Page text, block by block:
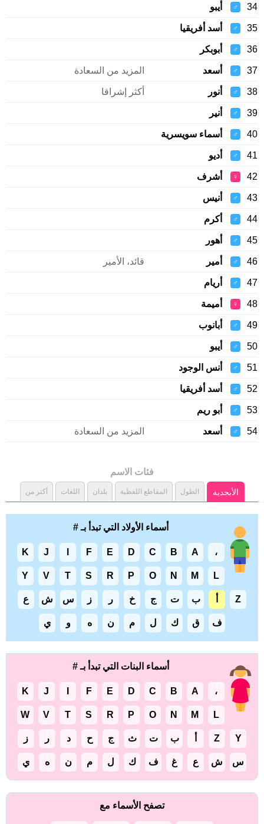
34
♂ أيبو
35
♂ أسد أفريقيا
36
♂ أبوبكر
37
♂ أسعد المزيد من السعادة
38
♂ أنور أكثر إشراقا
39
♂ أنير
40
♂ أسماء سويسرية
41
♂ أديو
42
♀ أشرف
43
♂ أنيس
44
♂ أكرم
45
♂ أهور
46
♂ أمير قائد، الأمير
47
♂ أريام
48
♀ أميمة
49
♂ أبانوب
50
♂ أيبو
51
♂ أنس الوجود
52
♂ أسد أفريقيا
53
♂ أبو ريم
54
♂ أسعد المزيد من السعادة
فئات الاسم
الأبجدية الطول المقاطع اللفظية بلدان اللغات أكثر من
أسماء الأولاد التي تبدأ بـ #
، A
B
C
D
E
F
J
K
L
M
N
O
P
R
S
T
V
Y
Z ب ت ج خ ر ز س ش ع
ف ق ك ل م ن ه و ي
أسماء البنات التي تبدأ بـ #
، A
B
C
D
E
F
J
K
L
M
N
O
P
R
S
T
V
W
Y
Z ب ت ث ج ح د ر ز
س ش ع غ ف ك ل م ن ه ي
تصفح الأسماء مع